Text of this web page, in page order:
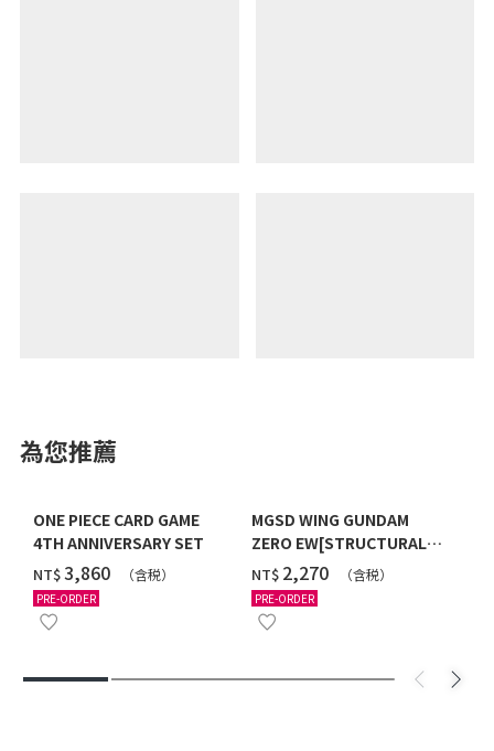
為您推薦
ONE PIECE CARD GAME
4TH ANNIVERSARY SET
NT$‌3,860 （含税）
PRE-ORDER
MGSD WING GUNDAM
ZERO EW[STRUCTURAL
COATING/BLACK] [2026年
12月發送]
NT$ ‌2,270 （含税）
PRE-ORDER